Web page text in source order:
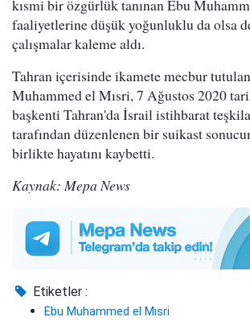
kısmi bir özgürlük tanınan Ebu
faaliyetlerine düşük yoğunluklu da olsa
çalışmalar kaleme aldı.
Tahran içerisinde ikamete mecbur
Muhammed el Mısri, 7 Ağustos 2020
başkenti Tahran'da İsrail istihbarat
tarafından düzenlenen bir suikast
birlikte hayatını kaybetti.
Kaynak: Mepa News
Etiketler :
Ebu Muhammed el Mısri